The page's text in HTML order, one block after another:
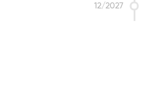
12/2027